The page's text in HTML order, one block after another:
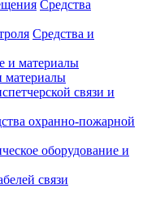
Средства
Средства и
материалы
связи и
охранно-пожарной
оборудование и
связи